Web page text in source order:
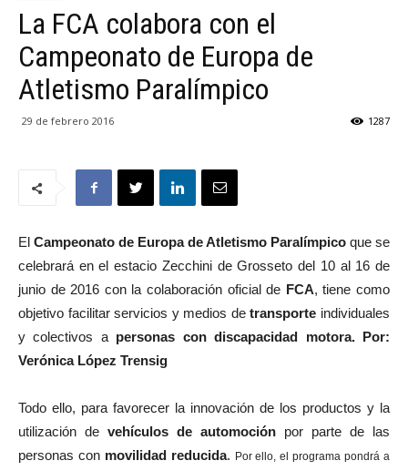
La FCA colabora con el
Campeonato de Europa de
Atletismo Paralímpico
29 de febrero 2016 1287
El Campeonato de Europa de Atletismo Paralímpico que se
celebrará en el estacio Zecchini de Grosseto del 10 al 16 de
junio de 2016 con la colaboración oficial de FCA, tiene como
objetivo facilitar servicios y medios detransporte individuales
y colectivos a personas con discapacidad motora. Por:
Verónica López Trensig
Todo ello, para favorecer la innovación de los productos y la
utilización de vehículos de automoción por parte de las
personas con movilidad reducida. Por ello, el programa pondrá a